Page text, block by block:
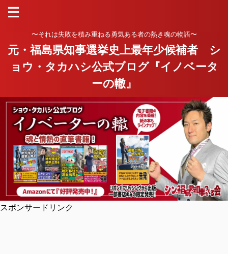
〜それは失敗を積み重ねる勇気ある者の熱き魂の物語〜
元・福島県知事選挙史上最年少候補者 シ
ョウ・タカハシ公式ブログ『イノベータ
ーの轍』
スポンサードリンク